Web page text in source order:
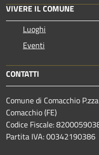
VIVERE IL COMUNE
Luoghi
Eventi
CONTATTI
Comune di Comacchio
Comacchio (FE)
Codice Fiscale:
Partita IVA: 00342190386